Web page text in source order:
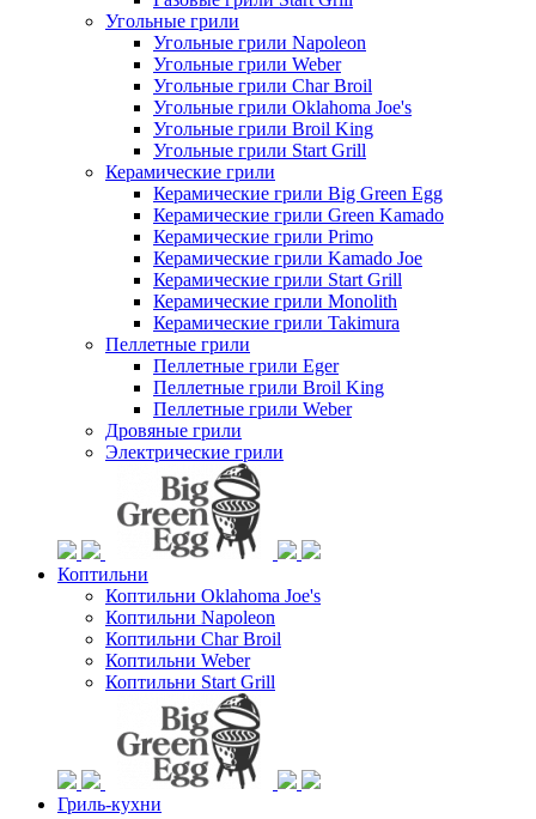
Угольные грили
Угольные грили Napoleon
Угольные грили Weber
Угольные грили Char Broil
Угольные грили Oklahoma Joe's
Угольные грили Broil King
Угольные грили Start Grill
Керамические грили
Керамические грили Big Green Egg
Керамические грили Green Kamado
Керамические грили Primo
Керамические грили Kamado Joe
Керамические грили Start Grill
Керамические грили Monolith
Керамические грили Takimura
Пеллетные грили
Пеллетные грили Eger
Пеллетные грили Broil King
Пеллетные грили Weber
Дровяные грили
Электрические грили
Коптильни
Коптильни Oklahoma Joe's
Коптильни Napoleon
Коптильни Char Broil
Коптильни Weber
Коптильни Start Grill
Гриль-кухни